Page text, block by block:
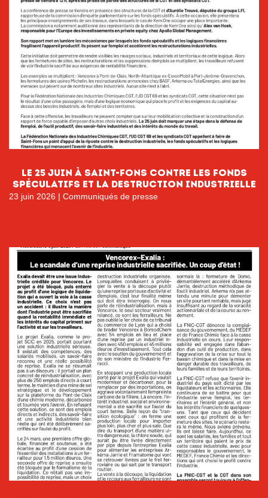
le 25 juin à Saint-Fons contre les fonds
spéculatifs et la destruction industrielle
23 juin 2026 | Communiqués de presse